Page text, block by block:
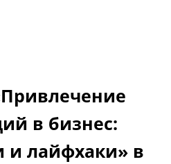
в бизнес:
и лайфхаки» в